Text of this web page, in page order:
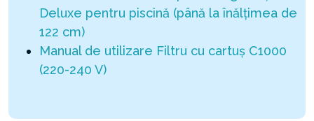
Deluxe pentru piscină (până la înălțimea de
122 cm)
Manual de utilizare Filtru cu cartuș C1000
(220-240 V)